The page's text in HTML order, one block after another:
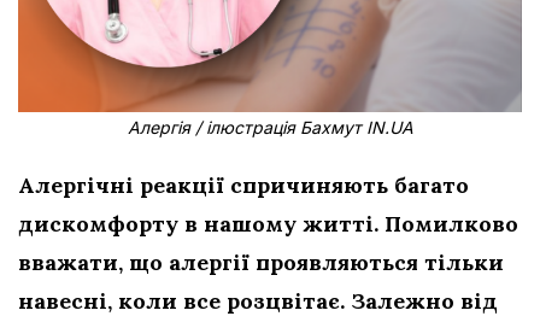
Алергія / ілюстрація Бахмут IN.UA
Алергічні реакції спричиняють багато
дискомфорту в нашому житті. Помилково
вважати, що алергії проявляються тільки
навесні, коли все розцвітає. Залежно від